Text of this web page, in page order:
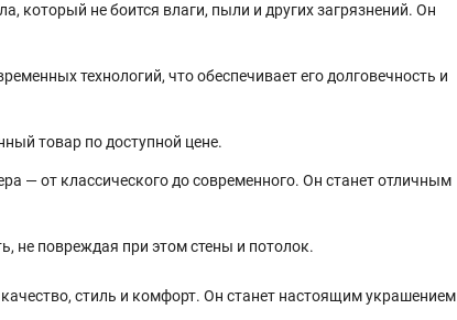
который не боится влаги, пыли и других загрязнений. Он
технологий, что обеспечивает его долговечность и
товар по доступной цене.
— от классического до современного. Он станет отличным
не повреждая при этом стены и потолок.
стиль и комфорт. Он станет настоящим украшением